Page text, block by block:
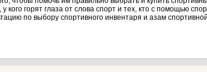
горят глаза от слова спорт и тех, кто с помощью
по выбору спортивного инвентаря и азам